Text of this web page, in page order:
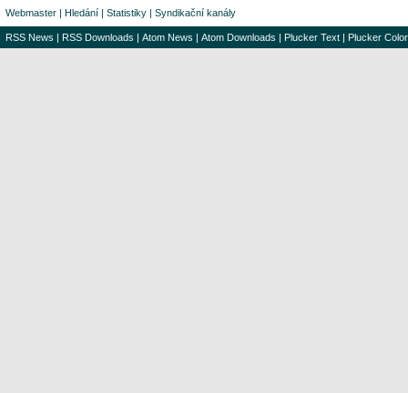
Webmaster | Hledání | Statistiky | Syndikační kanály
RSS News | RSS Downloads | Atom News | Atom Downloads | Plucker Text | Plucker Color